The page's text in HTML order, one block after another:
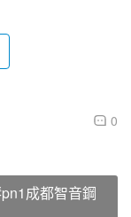
0
成都智音鋼